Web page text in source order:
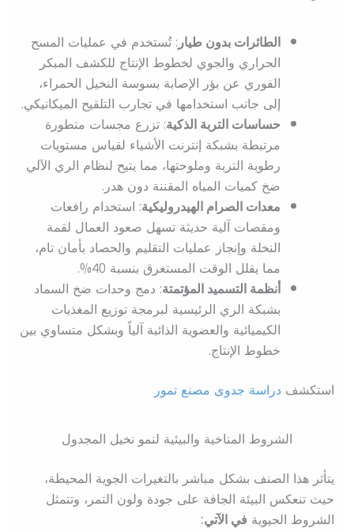
الطائرات بدون طيار: تُستخدم في عمليات المسح
الحراري والجوي لخطوط الإنتاج للكشف المبكر
الفوري عن بؤر الإصابة بسوسة النخيل الحمراء،
إلى جانب استخدامها في تجارب التلقيح الميكانيكي.
حساسات التربة الذكية: تزرع مجسات متطورة
مرتبطة بشبكة إنترنت الأشياء لقياس مستويات
رطوبة التربة وملوحتها، مما يتيح لنظام الري الآلي
ضخ كميات المياه المقننة دون هدر.
معدات الصرام الهيدروليكية: استخدام رافعات
ومقصات آلية حديثة تسهل صعود العمال لقمة
النخلة وإنجاز عمليات التقليم والحصاد بأمان تام،
مما يقلل الوقت المستغرق بنسبة 40%.
أنظمة التسميد المؤتمتة: دمج وحدات ضخ السماد
بشبكة الري الرئيسية لبرمجة توزيع المغذيات
الكيميائية والعضوية الذائبة آلياً وبشكل متساوي بين
خطوط الإنتاج.
استكشف دراسة جدوى مصنع تمور
الشروط المناخية والبيئية لنمو نخيل المجدول
يتأثر هذا الصنف بشكل مباشر بالتغيرات الجوية المحيطة،
حيث تنعكس البيئة الجافة على جودة ولون التمر، وتتمثل
الشروط الحيوية في الآتي: